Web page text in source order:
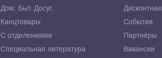
Дом. Быт. Досуг.
Канцтовары
С отделениями
Специальная литература
События
Партнёры
Вакансии